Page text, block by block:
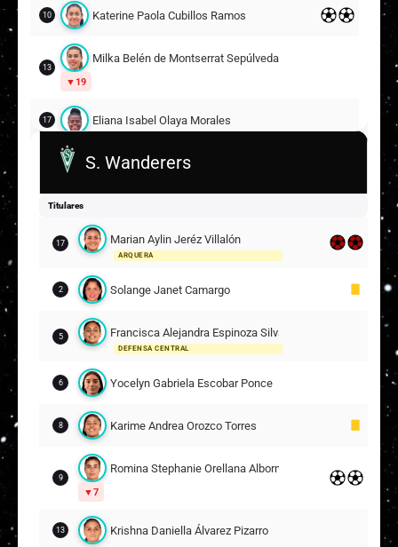
10 Katerine Paola Cubillos Ramos
13
Milka Belén de Montserrat Sepúlveda Casich
19
17 Eliana Isabel Olaya Morales
Melissa Andrea Espina Esquivel
20
Suplentes
ARQUERA
Geraldine Muriel Salazar Lagos
21
Francisca Javiera Castillo Clare
Yessenia Estefani Huenteo Cheuqueman
13
Constanza Jesús Araya Vega 8
S. Wanderers
Titulares
17 Marian Aylin Jeréz Villalón
ARQUERA
2 Solange Janet Camargo
5 Francisca Alejandra Espinoza Silva
DEFENSA CENTRAL
6 Yocelyn Gabriela Escobar Ponce
8 Karime Andrea Orozco Torres
9
Romina Stephanie Orellana Albornoz
7
13 Krishna Daniella Álvarez Pizarro